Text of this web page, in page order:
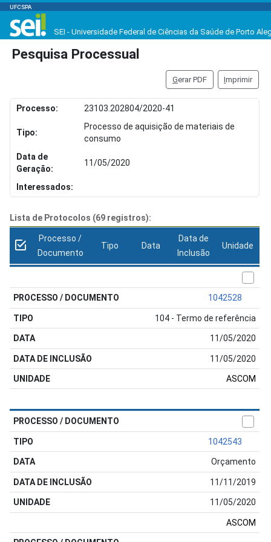
UFCSPA
SEI - Universidade Federal de Ciências da Saúde de Porto
Pesquisa Processual
Gerar PDF Imprimir
Processo: 23103.202804/2020-41
Tipo:
Processo de aquisição de materiais de
consumo
Data de
Geração:
11/05/2020
Interessados:
Lista de Protocolos (69 registros):
Processo /
Documento
Tipo Data
Data de
Inclusão
Unidade
1042528
104 - Termo de referência
11/05/2020
11/05/2020
ASCOM
1042543
Orçamento
11/11/2019
11/05/2020
ASCOM